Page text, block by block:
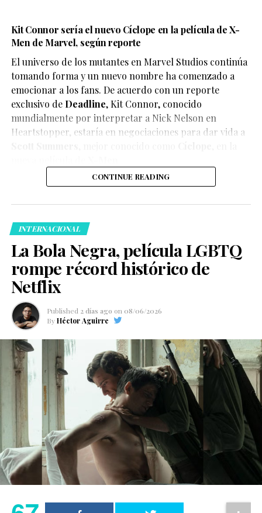
Kit Connor sería el nuevo Cíclope en la película de X-
Men de Marvel, según reporte
El universo de los mutantes en Marvel Studios continúa
tomando forma y un nuevo nombre ha comenzado a
emocionar a los fans. De acuerdo con un reporte
exclusivo de Deadline,Kit Connor, conocido
mundialmente por interpretar a Nick Nelson en
Heartstopper, estaría en negociaciones para dar vida a
CONTINUE READING
INTERNACIONAL
La Bola Negra, película LGBTQ
rompe récord histórico de
Netflix
Published 2 días ago on 08/06/2026
By Héctor Aguirre